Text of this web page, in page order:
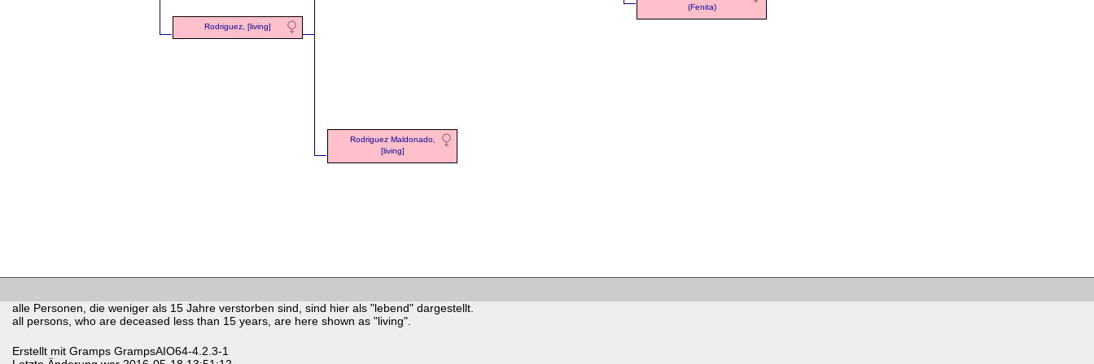
Rodriguez, [living]
(Fenita)
Rodriguez Maldonado,
[living]
alle Personen, die weniger als 15 Jahre verstorben sind, sind hier als "lebend" dargestellt.
all persons, who are deceased less than 15 years, are here shown as "living".
Erstellt mit Gramps GrampsAIO64-4.2.3-1